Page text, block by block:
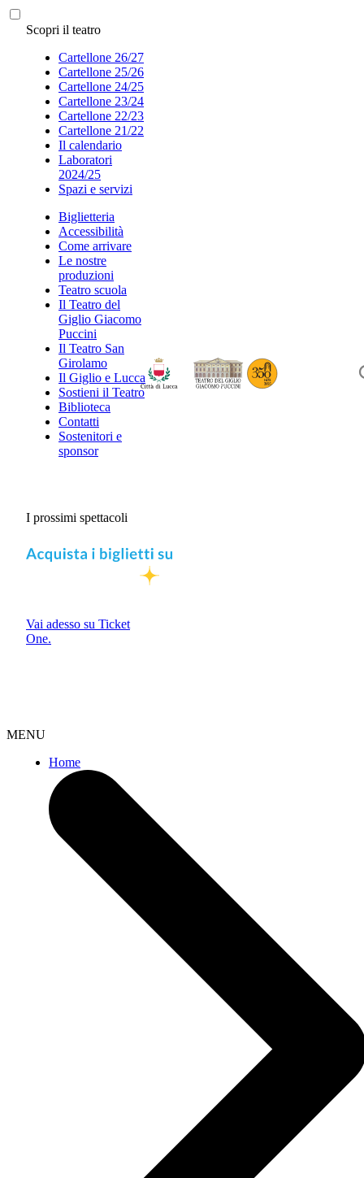
Scopri il teatro
Cartellone 26/27
Cartellone 25/26
Cartellone 24/25
Cartellone 23/24
Cartellone 22/23
Cartellone 21/22
Il calendario
Laboratori
2024/25
Spazi e servizi
Biglietteria
Accessibilità
Come arrivare
Le nostre
produzioni
Teatro scuola
Il Teatro del
Giglio Giacomo
Puccini
Il Teatro San
Girolamo
Il Giglio e Lucca
Sostieni il Teatro
Biblioteca
Contatti
Sostenitori e
sponsor
I prossimi spettacoli
Vai adesso su Ticket
One.
MENU
Home